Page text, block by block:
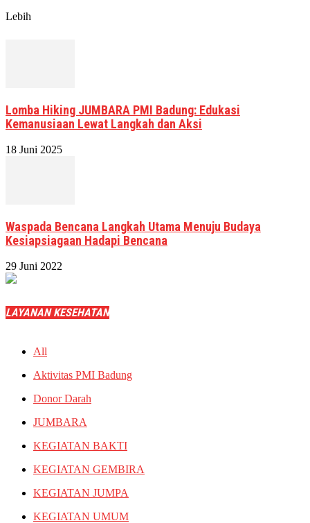
Lebih
Lomba Hiking JUMBARA PMI Badung: Edukasi
Kemanusiaan Lewat Langkah dan Aksi
18 Juni 2025
Waspada Bencana Langkah Utama Menuju Budaya
Kesiapsiagaan Hadapi Bencana
29 Juni 2022
LAYANAN KESEHATAN
All
Aktivitas PMI Badung
Donor Darah
JUMBARA
KEGIATAN BAKTI
KEGIATAN GEMBIRA
KEGIATAN JUMPA
KEGIATAN UMUM